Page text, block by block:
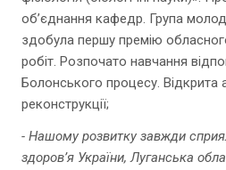
об’єднання кафедр. Група
здобула першу премію
робіт. Розпочато навчання
Болонського процесу. Відкрита
реконструкції;
- Нашому розвитку завжди
здоров’я України, Луганська